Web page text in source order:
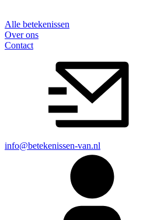
Alle betekenissen
Over ons
Contact
info@betekenissen-van.nl